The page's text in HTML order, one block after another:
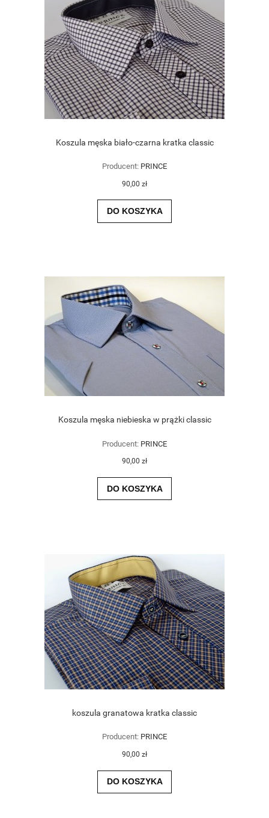
Koszula męska biało-czarna kratka classic
Producent: PRINCE
90,00 zł
DO KOSZYKA
Koszula męska niebieska w prążki classic
Producent: PRINCE
90,00 zł
DO KOSZYKA
koszula granatowa kratka classic
Producent: PRINCE
90,00 zł
DO KOSZYKA